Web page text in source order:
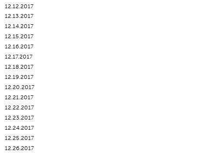
12.12.2017
12.13.2017
12.14.2017
12.15.2017
12.16.2017
12.17.2017
12.18.2017
12.19.2017
12.20.2017
12.21.2017
12.22.2017
12.23.2017
12.24.2017
12.25.2017
12.26.2017